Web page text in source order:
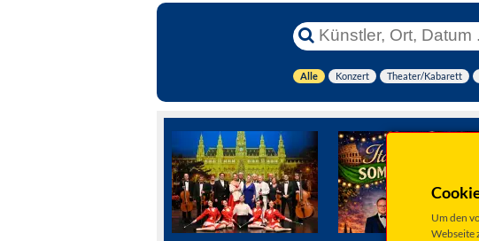
Alle Konzert Theater/Kabarett
Um den
Webseite